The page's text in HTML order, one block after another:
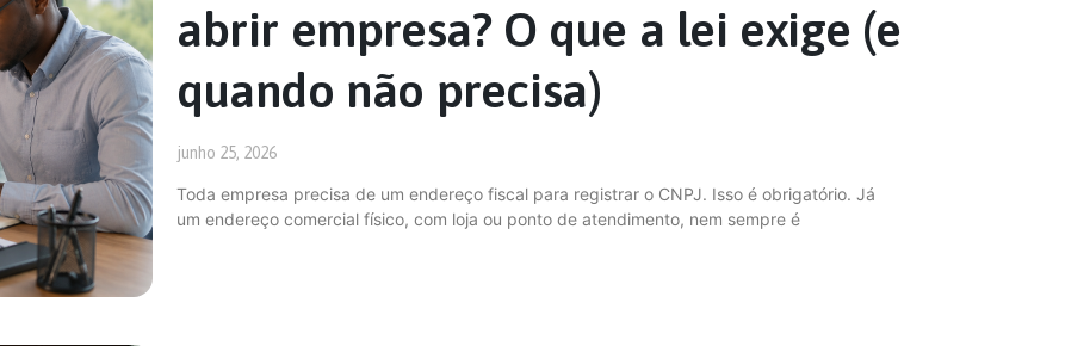
abrir empresa? O que a lei exige (e
quando não precisa)
junho 25, 2026
Toda empresa precisa de um endereço fiscal para registrar o CNPJ. Isso é obrigatório. Já
um endereço comercial físico, com loja ou ponto de atendimento, nem sempre é